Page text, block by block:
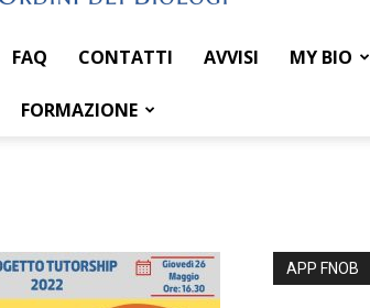
Federazione
FAQ CONTATTI AVVISI MY BIO
FORMAZIONE
APP FNOB